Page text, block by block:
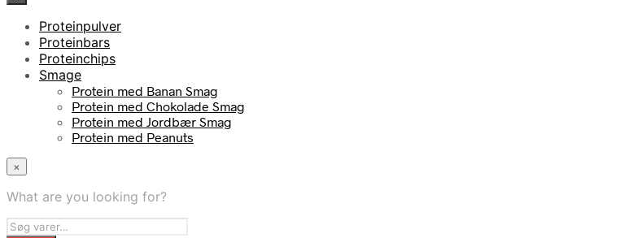
Proteinpulver
Proteinbars
Proteinchips
Smage
Protein med Banan Smag
Protein med Chokolade Smag
Protein med Jordbær Smag
Protein med Peanuts
×
What are you looking for?